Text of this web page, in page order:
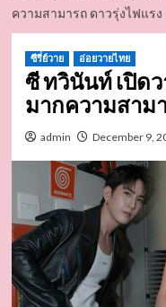
ความสามารถ ดาวรุ่งไฟแรง
ซีรี่ย์วาย อ่อยวายไทย
ซี ทวินันท์ เปิด
มากความสาม
admin December 9,